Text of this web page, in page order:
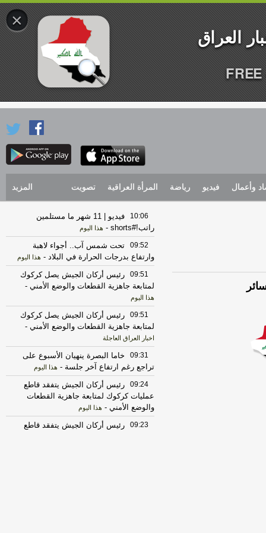
وأعمال فيديو رياضة المرأة العراقية تصويت المزيد
10:06
فيديو | 11 شهر ما مستلمين
راتب!#shorts
- هذا اليوم
09:52
تحت شمس آب.. أجواء لاهبة
وارتفاع بدرجات الحرارة في البلاد - هذا اليوم
09:51
رئيس أركان الجيش يصل كركوك
لمتابعة جاهزية القطعات والوضع الأمني -
هذا اليوم
09:51
رئيس أركان الجيش يصل كركوك
لمتابعة جاهزية القطعات والوضع الأمني -
اخبار العراق العاجلة
09:31
خاما البصرة ينهيان الأسبوع على
تراجع رغم ارتفاع آخر جلسة - هذا اليوم
09:24
رئيس أركان الجيش يتفقد قاطع
عمليات كركوك لمتابعة جاهزية القطعات
والوضع الأمني - هذا اليوم
09:23
رئيس أركان الجيش يتفقد قاطع
×